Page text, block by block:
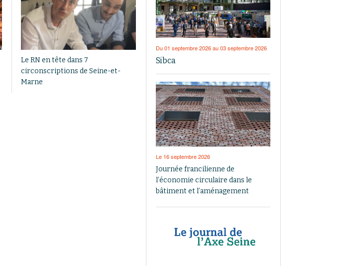
Le RN en tête dans 7
circonscriptions de Seine-et-
Marne
Du 01 septembre 2026 au 03 septembre 2026
Sibca
Le 16 septembre 2026
Journée francilienne de
l’économie circulaire dans le
bâtiment et l’aménagement